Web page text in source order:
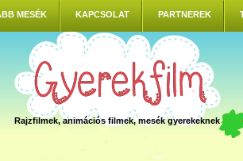
MESÉK KAPCSOLAT PARTNEREK
Rajzfilmek, animációs filmek, mesék gyerekeknek